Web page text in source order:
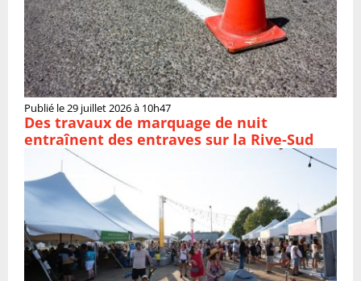
Publié le 29 juillet 2026 à 10h47
Des travaux de marquage de nuit
entraînent des entraves sur la Rive-Sud